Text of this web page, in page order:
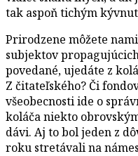
tak aspoň tichým
Prirodzene môžete
subjektov
povedané, ujedáte z
Z čitateľského? Či
všeobecnosti ide o
koláča niekto
dávi. Aj to bol jeden z
roku stretávali na